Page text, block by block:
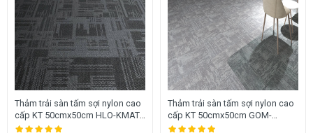
Thảm trải sàn tấm sợi nylon cao
cấp KT 50cmx50cm HLO-KMATR
HNO
Thảm trải sàn tấm sợi nylon cao
cấp KT 50cmx50cm GOM-
SHININGAL HNM